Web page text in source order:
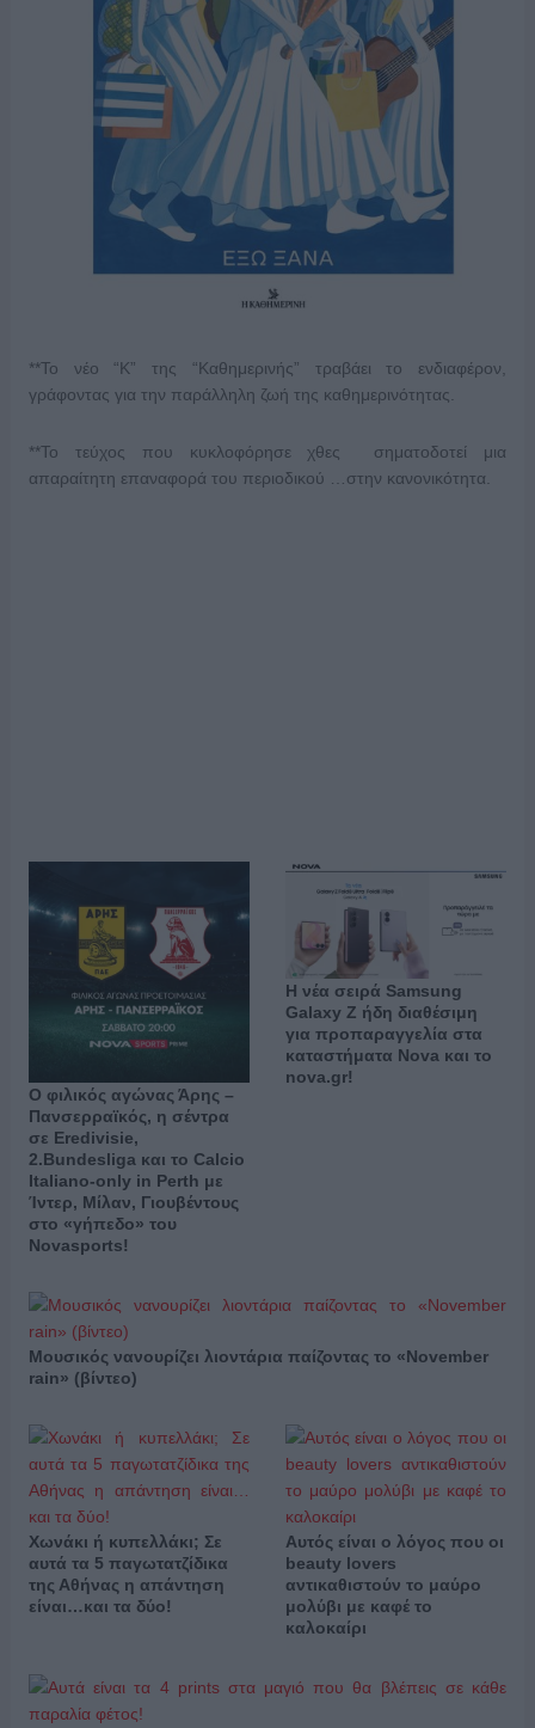
**Το νέο “Κ” της “Καθημερινής” τραβάει το ενδιαφέρον,
γράφοντας για την παράλληλη ζωή της καθημερινότητας.
**Το τεύχος που κυκλοφόρησε χθες σηματοδοτεί μια
απαραίτητη επαναφορά του περιοδικού …στην κανονικότητα.
Ο φιλικός αγώνας Άρης –
Πανσερραϊκός, η σέντρα
σε Eredivisie,
2.Bundesliga και το Calcio
Italiano-only in Perth με
Ίντερ, Μίλαν, Γιουβέντους
στο «γήπεδο» του
Novasports!
Η νέα σειρά Samsung
Galaxy Ζ ήδη διαθέσιμη
για προπαραγγελία στα
καταστήματα Nova και το
nova.gr!
Μουσικός νανουρίζει λιοντάρια παίζοντας το «November
rain» (βίντεο)
Χωνάκι ή κυπελλάκι; Σε
αυτά τα 5 παγωτατζίδικα
της Αθήνας η απάντηση
είναι…και τα δύο!
Αυτός είναι ο λόγος που οι
beauty lovers
αντικαθιστούν το μαύρο
μολύβι με καφέ το
καλοκαίρι